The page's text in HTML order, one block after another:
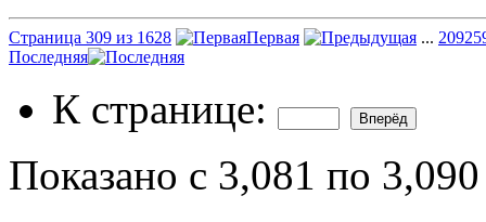
Страница 309 из 1628 Первая ... 209
Последняя
К странице:
Показано с 3,081 по